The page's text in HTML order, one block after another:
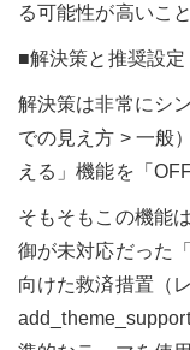
る可能性が高いこ
■解決策と推奨設定
解決策は非常にシ
での見え方 > 一般
える」機能を「
そもそもこの機能
御が未対応だった
向けた救済措置（